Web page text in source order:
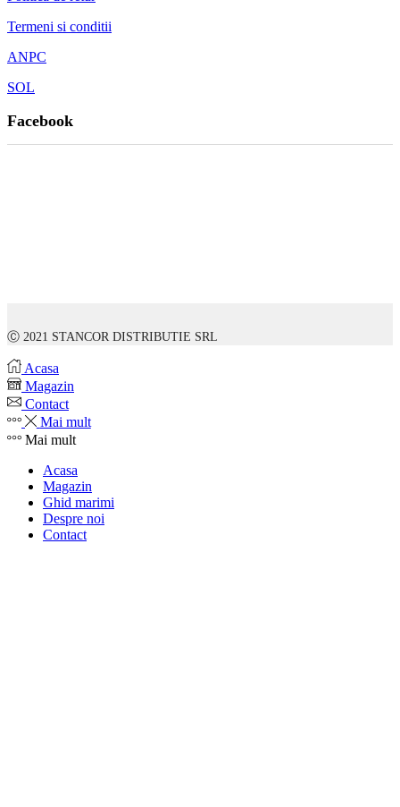
Termeni si conditii
ANPC
SOL
Facebook
Ⓒ 2021 STANCOR DISTRIBUTIE SRL
Acasa
Magazin
Contact
Mai mult
Mai mult
Acasa
Magazin
Ghid marimi
Despre noi
Contact